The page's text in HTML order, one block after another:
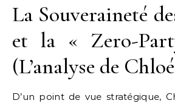
La Souveraineté
et la « Zero-
(L’analyse de
D’un point de vue stratégique,